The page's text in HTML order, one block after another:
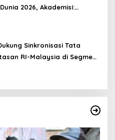
2026, Akademisi:
“Messi dan Ronaldo”
Sinkronisasi Tata
RI-Malaysia di Segmen